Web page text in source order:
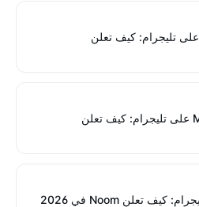
ملف إعلانات Headspace على تليجرام: كيف تعلن
ملف إعلانات MyFitnessPal على تليجرام: كيف تعلن